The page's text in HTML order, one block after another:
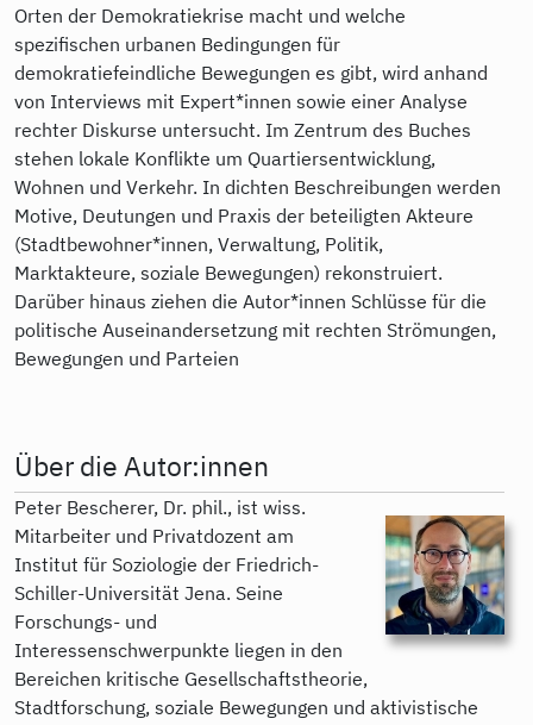
Orten der Demokratiekrise macht und welche
spezifischen urbanen Bedingungen für
demokratiefeindliche Bewegungen es gibt, wird anhand
von Interviews mit Expert*innen sowie einer Analyse
rechter Diskurse untersucht. Im Zentrum des Buches
stehen lokale Konflikte um Quartiersentwicklung,
Wohnen und Verkehr. In dichten Beschreibungen werden
Motive, Deutungen und Praxis der beteiligten Akteure
(Stadtbewohner*innen, Verwaltung, Politik,
Marktakteure, soziale Bewegungen) rekonstruiert.
Darüber hinaus ziehen die Autor*innen Schlüsse für die
politische Auseinandersetzung mit rechten Strömungen,
Bewegungen und Parteien
Über die Autor:innen
Peter Bescherer, Dr. phil., ist wiss.
Mitarbeiter und Privatdozent am
Institut für Soziologie der Friedrich-
Schiller-Universität Jena. Seine
Forschungs- und
Interessenschwerpunkte liegen in den
Bereichen kritische Gesellschaftstheorie,
Stadtforschung, soziale Bewegungen und aktivistische